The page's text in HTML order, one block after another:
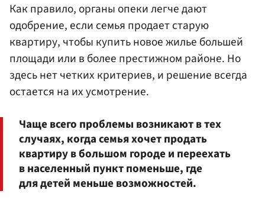
Как правило, органы опеки легче дают
одобрение, если семья продает старую
квартиру, чтобы купить новое жилье большей
площади или в более престижном районе. Но
здесь нет четких критериев, и решение всегда
остается на их усмотрение.
Чаще всего проблемы возникают в тех
случаях, когда семья хочет продать
квартиру в большом городе и переехать
в населенный пункт поменьше, где
для детей меньше возможностей.